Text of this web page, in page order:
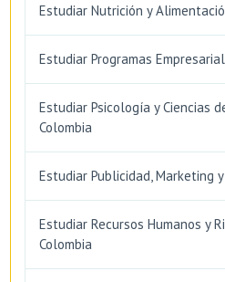
Estudiar Nutrición y
Estudiar Programas
Estudiar Psicología y Ciencias
Colombia
Estudiar Publicidad, Marketing y
Estudiar Recursos Humanos y
Colombia